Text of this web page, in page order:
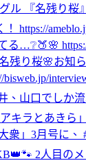
ル 『名残り
https://
https://
残り桜🌸お知
bisweb.jp/
山口でしか流
キラとあきら
衆」3月号に
2人目の